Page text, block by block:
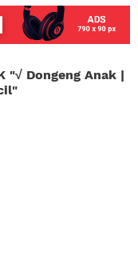
"√ Dongeng Anak |
"